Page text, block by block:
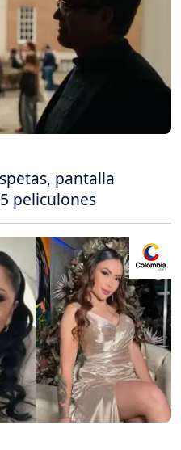
pantalla
peliculones